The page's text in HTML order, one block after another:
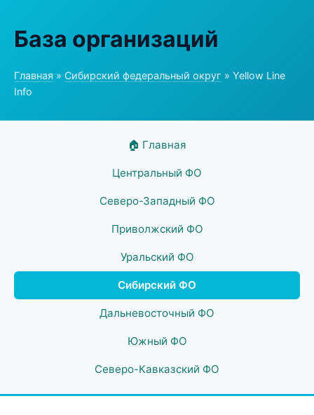
База организаций
Главная » Сибирский федеральный округ » Yellow Line
Info
🏠 Главная
Центральный ФО
Северо-Западный ФО
Приволжский ФО
Уральский ФО
Сибирский ФО
Дальневосточный ФО
Южный ФО
Северо-Кавказский ФО